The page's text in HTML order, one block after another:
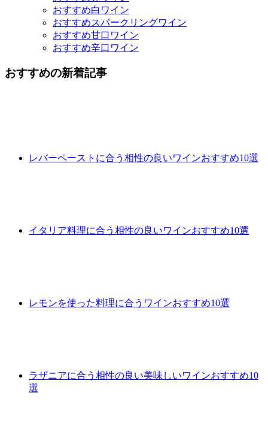
おすすめ白ワイン
おすすめスパークリングワイン
おすすめ甘口ワイン
おすすめ辛口ワイン
おすすめの新着記事
レバーペーストに合う相性の良いワインおすすめ10選
イタリア料理に合う相性の良いワインおすすめ10選
レモンを使った料理に合うワインおすすめ10選
ラザニアに合う相性の良い美味しいワインおすすめ10
選